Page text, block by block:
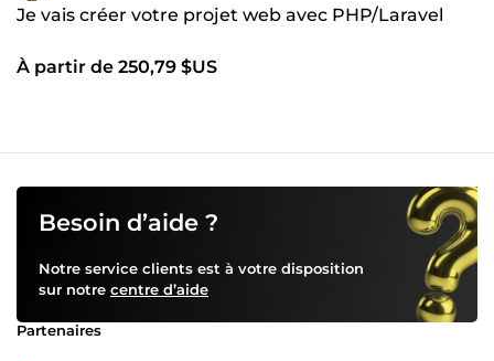
Je vais créer votre projet web avec PHP/Laravel
À partir de 250,79 $US
Besoin d’aide ?
Notre service clients est à votre disposition
sur notre centre d’aide
Partenaires